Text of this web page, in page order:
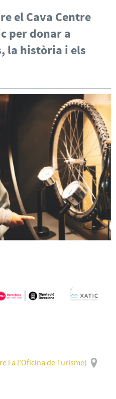
el Cava Centre
per donar a
la història i els
i a l'Oficina de Turisme)